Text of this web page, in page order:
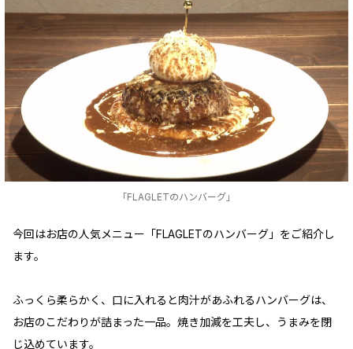
「FLAGLETのハンバーグ」
今回はお店の人気メニュー「FLAGLETのハンバーグ」をご紹介し
ます。
ふっくら柔らかく、口に入れると肉汁があふれるハンバーグは、
お店のこだわりが詰まった一品。焼き加減を工夫し、うまみを閉
じ込めています。